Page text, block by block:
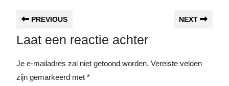
PREVIOUS NEXT
Laat een reactie achter
Je e-mailadres zal niet getoond worden. Vereiste velden
zijn gemarkeerd met *